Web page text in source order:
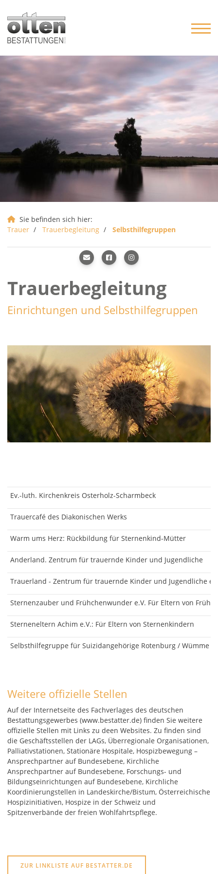
Sie befinden sich hier:
Trauer
Trauerbegleitung Selbsthilfegruppen
Trauerbegleitung
Einrichtungen und Selbsthilfegruppen
Ev.-luth. Kirchenkreis Osterholz-Scharmbeck
Trauercafé des Diakonischen Werks
Warm ums Herz: Rückbildung für Sternenkind-Mütter
Anderland. Zentrum für trauernde Kinder und Jugendliche
Trauerland - Zentrum für trauernde Kinder und Jugendliche
Sternenzauber und Frühchenwunder e.V. Für Eltern von
Sterneneltern Achim e.V.: Für Eltern von Sternenkindern
Selbsthilfegruppe für Suizidangehörige Rotenburg / Wümme
Weitere offizielle Stellen
Auf der Internetseite des Fachverlages des deutschen
Bestattungsgewerbes (www.bestatter.de) finden Sie weitere
offizielle Stellen mit Links zu deen Websites. Zu finden sind
die Geschäftsstellen der LAGs, Überregionale Organisationen,
Palliativstationen, Stationäre Hospitale, Hospizbewegung –
Ansprechpartner auf Bundesebene, Kirchliche
Ansprechpartner auf Bundesebene, Forschungs- und
Bildungseinrichtungen auf Bundesebene, Kirchliche
Koordinierungstellen in Landeskirche/Bistum, Österreichische
Hospizinitiativen, Hospize in der Schweiz und
Spitzenverbände der freien Wohlfahrtspflege.
ZUR LINKLISTE AUF BESTATTER.DE